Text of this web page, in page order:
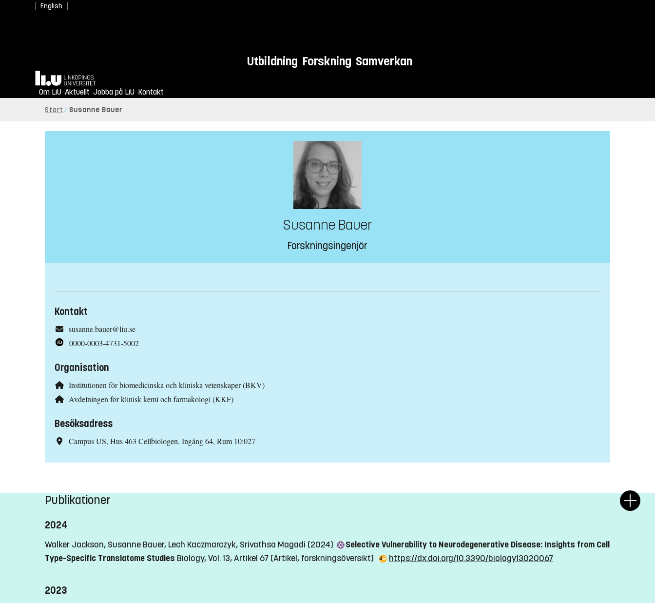
English
Utbildning Forskning Samverkan
Hem
Om LiU Aktuellt Jobba på LiU Kontakt
Start Susanne Bauer
Susanne Bauer
Forskningsingenjör
Kontakt
susanne.bauer@liu.se
0000-0003-4731-5002
Organisation
Institutionen för biomedicinska och kliniska vetenskaper (BKV)
Avdelningen för klinisk kemi och farmakologi (KKF)
Besöksadress
Campus US, Hus 463 Cellbiologen, Ingång 64, Rum 10:027
Publikationer
2024
Walker Jackson, Susanne Bauer, Lech Kaczmarczyk, Srivathsa Magadi (2024)
Selective Vulnerability to Neurodegenerative Disease: Insights from Cell
Type-Specific Translatome Studies Biology, Vol. 13, Artikel 67 (Artikel, forskningsöversikt) https://dx.doi.org/10.3390/biology13020067
2023